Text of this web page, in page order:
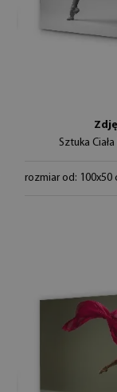
Sztuka
rozmiar od: 100x50